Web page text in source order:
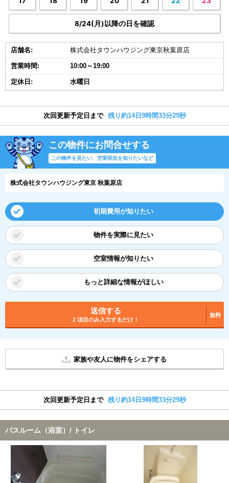
8/24(月)以降の日を確認
店舗名: 株式会社タウンハウジング東京秋葉原店
営業時間: 10:00～19:00
定休日: 水曜日
次回更新予定日まで 残り約14日9時間33分28秒
この物件にお問合せする
この物件を見たい、空室状況を知りたいなど
株式会社タウンハウジング東京 秋葉原店
初期費用が知りたい
物件を実際に見たい
空室情報が知りたい
もっと詳細な情報がほしい
送信する
2 項目のみ入力するだけ！
無料
家族や友人に物件をシェアする
次回更新予定日まで 残り約14日9時間33分28秒
バスルーム（浴室）/ トイレ